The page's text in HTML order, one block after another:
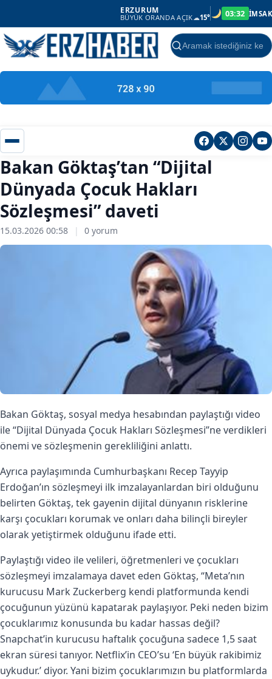
ERZURUM
BÜYÜK ORANDA AÇIK ☁15° 03:32 İMSAK
Ara
Bakan Göktaş’tan “Dijital
Dünyada Çocuk Hakları
Sözleşmesi” daveti
15.03.2026 00:58 | 0 yorum
Bakan Göktaş, sosyal medya hesabından paylaştığı video
ile “Dijital Dünyada Çocuk Hakları Sözleşmesi”ne verdikleri
önemi ve sözleşmenin gerekliliğini anlattı.
Ayrıca paylaşımında Cumhurbaşkanı Recep Tayyip
Erdoğan’ın sözleşmeyi ilk imzalayanlardan biri olduğunu
belirten Göktaş, tek gayenin dijital dünyanın risklerine
karşı çocukları korumak ve onları daha bilinçli bireyler
olarak yetiştirmek olduğunu ifade etti.
Paylaştığı video ile velileri, öğretmenleri ve çocukları
sözleşmeyi imzalamaya davet eden Göktaş, “Meta’nın
kurucusu Mark Zuckerberg kendi platformunda kendi
çocuğunun yüzünü kapatarak paylaşıyor. Peki neden bizim
çocuklarımız konusunda bu kadar hassas değil?
Snapchat’in kurucusu haftalık çocuğuna sadece 1,5 saat
ekran süresi tanıyor. Netflix’in CEO’su ‘En büyük rakibimiz
uykudur.’ diyor. Yani bizim çocuklarımızın bu platformlarda